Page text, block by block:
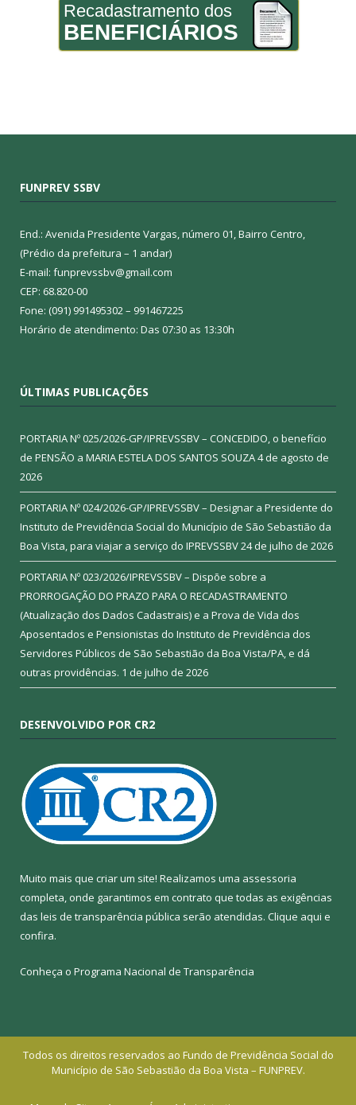
Recadastramento dos
BENEFICIÁRIOS
FUNPREV SSBV
End.: Avenida Presidente Vargas, número 01, Bairro Centro,
(Prédio da prefeitura – 1 andar)
E-mail: funprevssbv@gmail.com
CEP: 68.820-00
Fone: (091) 991495302 – 991467225
Horário de atendimento: Das 07:30 as 13:30h
ÚLTIMAS PUBLICAÇÕES
PORTARIA Nº 025/2026-GP/IPREVSSBV – CONCEDIDO, o benefício
de PENSÃO a MARIA ESTELA DOS SANTOS SOUZA4 de agosto de
2026
PORTARIA Nº 024/2026-GP/IPREVSSBV – Designar a Presidente do
Instituto de Previdência Social do Município de São Sebastião da
Boa Vista, para viajar a serviço do IPREVSSBV24 de julho de 2026
PORTARIA Nº 023/2026/IPREVSSBV – Dispõe sobre a
PRORROGAÇÃO DO PRAZO PARA O RECADASTRAMENTO
(Atualização dos Dados Cadastrais) e a Prova de Vida dos
Aposentados e Pensionistas do Instituto de Previdência dos
Servidores Públicos de São Sebastião da Boa Vista/PA, e dá
outras providências. 1 de julho de 2026
DESENVOLVIDO POR CR2
Muito mais que criar um site! Realizamos uma assessoria
completa, onde garantimos em contrato que todas as exigências
das leis de transparência pública serão atendidas. Clique aqui e
confira.
Conheça o Programa Nacional de Transparência
Todos os direitos reservados ao Fundo de Previdência Social do
Município de São Sebastião da Boa Vista – FUNPREV.